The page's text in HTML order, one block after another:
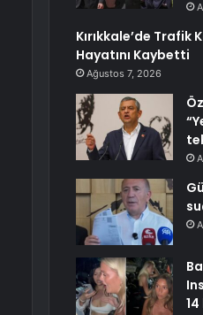
Kırıkkale’de Trafik
Hayatını Kaybetti
Ağustos 7, 2026